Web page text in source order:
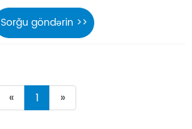
Sorğu göndərin >>
« 1 »